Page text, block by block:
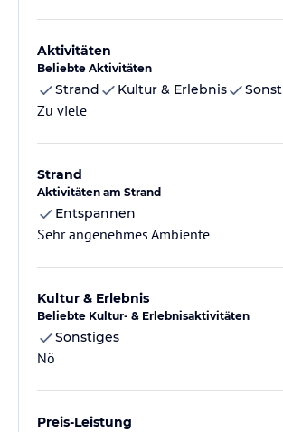
Aktivitäten
Beliebte Aktivitäten
Strand Kultur & Erlebnis
Zu viele
Strand
Aktivitäten am Strand
Entspannen
Sehr angenehmes Ambiente
Kultur & Erlebnis
Beliebte Kultur- & Erlebnisaktivitäten
Sonstiges
Nö
Preis-Leistung